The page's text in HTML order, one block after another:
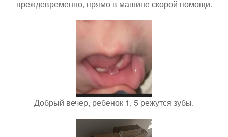
преждевременно, прямо в машине скорой помощи.
Добрый вечер, ребенок 1, 5 режутся зубы.